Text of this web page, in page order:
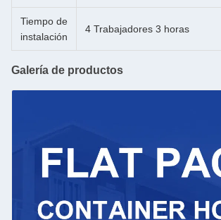
Tiempo de
instalación
4 Trabajadores 3 horas
Galería de productos